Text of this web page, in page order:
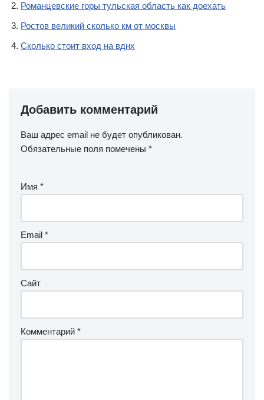
Романцевские горы тульская область как доехать
Ростов великий сколько км от москвы
Сколько стоит вход на вднх
Добавить комментарий
Ваш адрес email не будет опубликован.
Обязательные поля помечены *
Имя *
Email *
Сайт
Комментарий *